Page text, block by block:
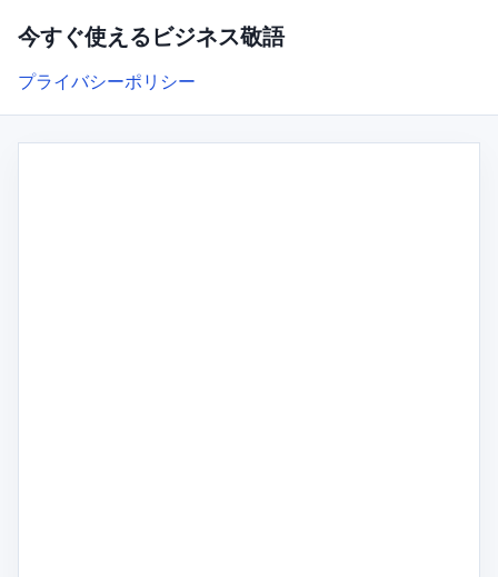
今すぐ使えるビジネス敬語
プライバシーポリシー